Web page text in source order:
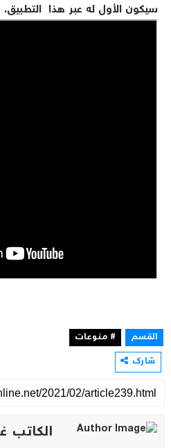
سيكون الأول له عبر هذا التطبيق.
القسم
# منوعات
شارك
الكاتب